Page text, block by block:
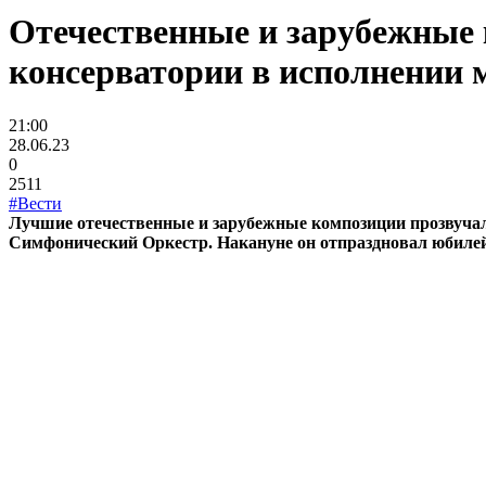
Отечественные и
консерватории в исполнении
21:00
28.06.23
0
2511
#Вести
Лучшие отечественные и зарубежные композиции
Симфонический Оркестр. Накануне он отпраздновал